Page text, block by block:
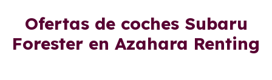
Ofertas de coches Subaru
Forester en Azahara Renting